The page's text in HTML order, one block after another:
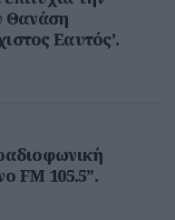
Θανάση
Εαυτός’.
FM 105.5”.